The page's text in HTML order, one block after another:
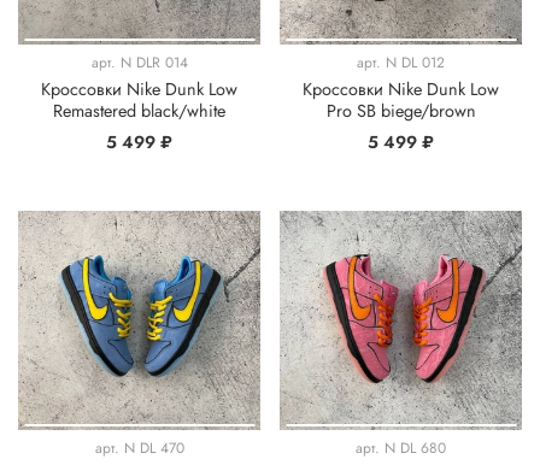
арт. N DLR 014
Кроссовки Nike Dunk Low
Remastered black/white
5 499 ₽
арт. N DL 012
Кроссовки Nike Dunk Low
Pro SB biege/brown
5 499 ₽
арт. N DL 470 арт. N DL 680